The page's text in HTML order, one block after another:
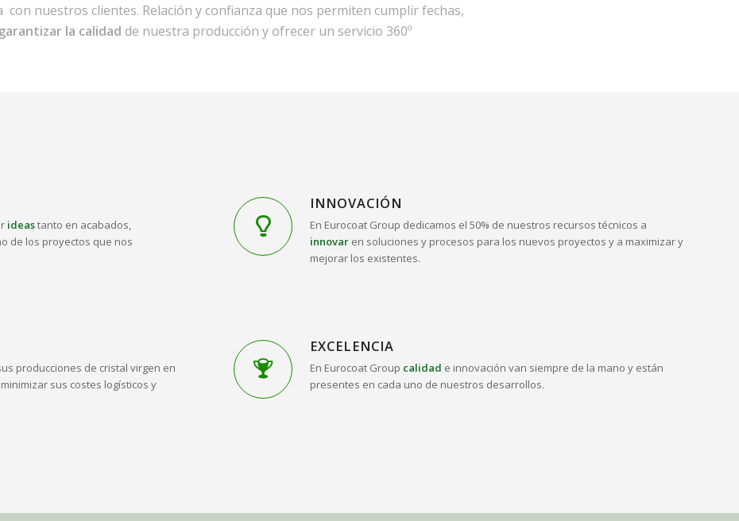
con nuestros clientes. Relación y confianza que nos permiten cumplir fechas,
garantizar la calidad de nuestra producción y ofrecer un servicio 360º
ideastanto en acabados,
de los proyectos que nos
INNOVACIÓN
En Eurocoat Group dedicamos el 50% de nuestros recursos técnicos a
innovar en soluciones y procesos para los nuevos proyectos y a maximizar y
mejorar los existentes.
producciones de cristal virgen en
sus costes logísticos y
EXCELENCIA
En Eurocoat Group calidad e innovación van siempre de la mano y están
presentes en cada uno de nuestros desarrollos.